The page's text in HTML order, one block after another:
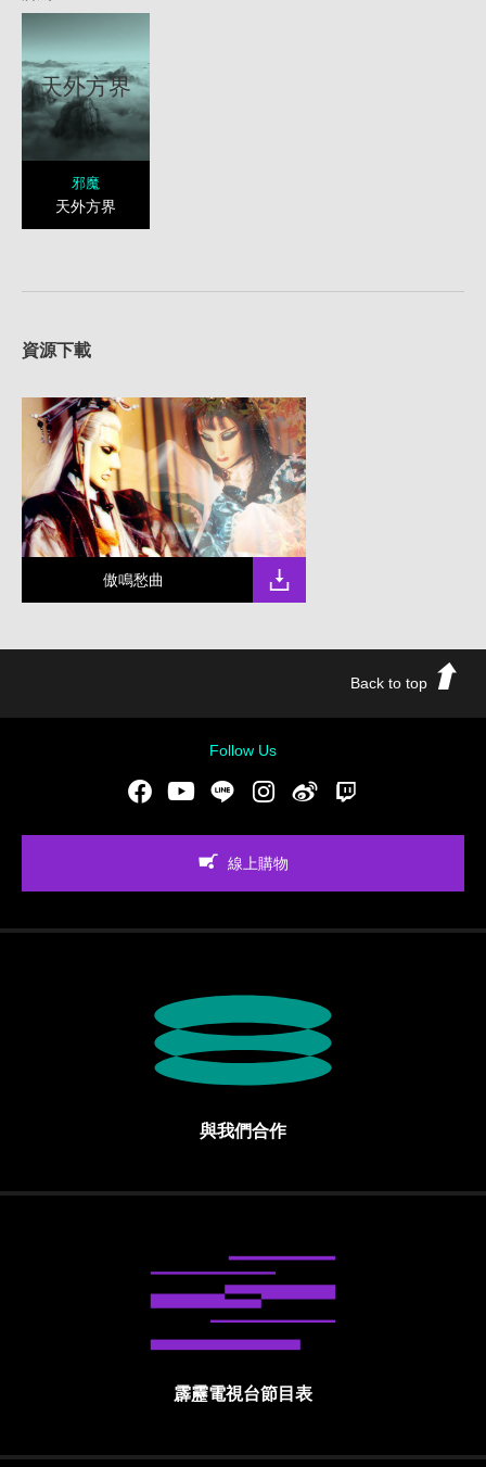
天外方界
邪魔
天外方界
資源下載
傲鳴愁曲
Back to top
Follow Us
FacebookYoutubeLINE Instgram新浪微博
線上購物
與我們合作
霹靂電視台節目表